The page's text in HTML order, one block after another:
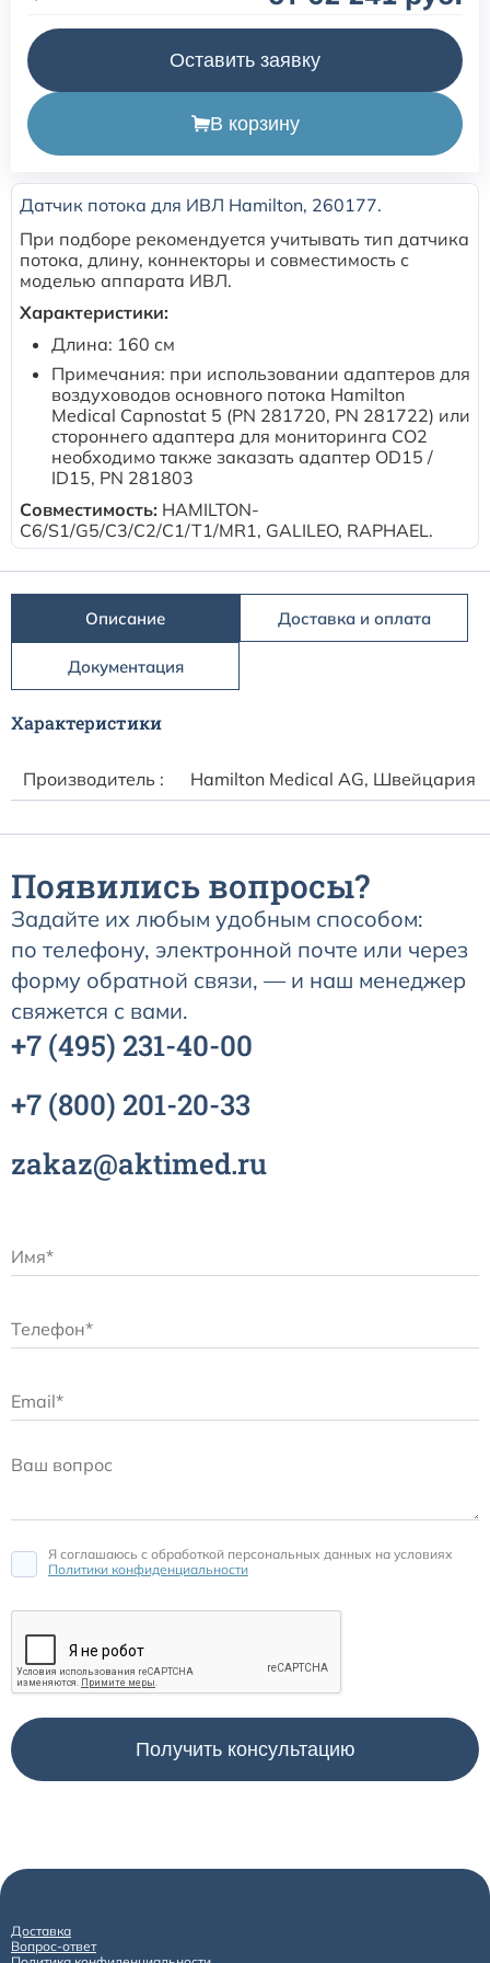
Оставить заявку
В корзину
Датчик потока для ИВЛ Hamilton, 260177.
При подборе рекомендуется учитывать тип датчика
потока, длину, коннекторы и совместимость с
моделью аппарата ИВЛ.
Характеристики:
Длина: 160 см
Примечания: при использовании адаптеров для
воздуховодов основного потока Hamilton
Medical Capnostat 5 (PN 281720, PN 281722) или
стороннего адаптера для мониторинга CO2
необходимо также заказать адаптер OD15 /
ID15, PN 281803
Совместимость: HAMILTON-
C6/S1/G5/C3/C2/C1/T1/MR1, GALILEO, RAPHAEL.
Описание Доставка и оплата
Документация
Характеристики
Производитель : Hamilton Medical AG, Швейцария
Появились вопросы?
Задайте их любым удобным способом:
по телефону, электронной почте или через
форму обратной связи, — и наш менеджер
свяжется с вами.
+7 (495) 231-40-00
+7 (800) 201-20-33
zakaz@aktimed.ru
Я соглашаюсь c обработкой персональных данных на условиях
Политики конфиденциальности
Доставка
Вопрос-ответ
Расходные материалы для транскутанного монитора
Sentec
Расходные материалы к аппарату Авента-М
Расходные материалы к аппаратам ИВЛ Hamilton
Расходные материалы к аппаратам ИВЛ Mindray
Расходные материалы к аппаратам ИВЛ Drager
Расходные материалы к аппаратам Comen
Расходные материалы для ИВЛ Puritan Bennett